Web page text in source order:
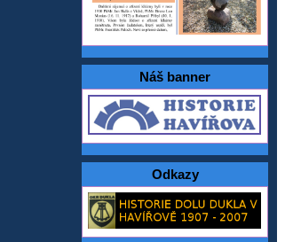
Náš banner
Odkazy